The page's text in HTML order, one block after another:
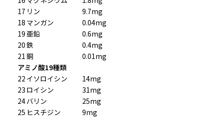
17 リン
9.7mg
18 マンガン
0.04mg
19亜鉛
0.6mg
20鉄
0.4mg
21銅
0.01mg
アミノ酸19種類
22 イソロイシン
14mg
23 ロイシン
31mg
24バリン
25mg
25 ヒスチジン
9mg